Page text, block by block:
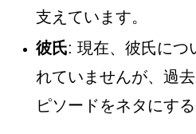
支えています。
彼氏: 現在、彼氏につ
れていませんが、過
ピソードをネタにす